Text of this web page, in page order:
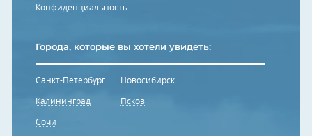
Конфиденциальность
Города, которые вы хотели увидеть:
Санкт-Петербург
Калининград
Сочи
Новосибирск
Псков